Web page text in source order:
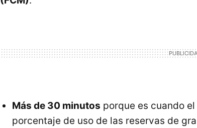
Más de 30 minutos porque es cuando
porcentaje de uso de las reservas de